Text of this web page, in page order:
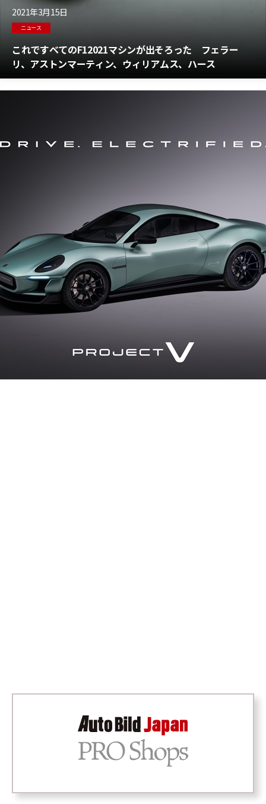
2021年3月15日
ニュース
これですべてのF12021マシンが出そろった フェラー
リ、アストンマーティン、ウィリアムス、ハース